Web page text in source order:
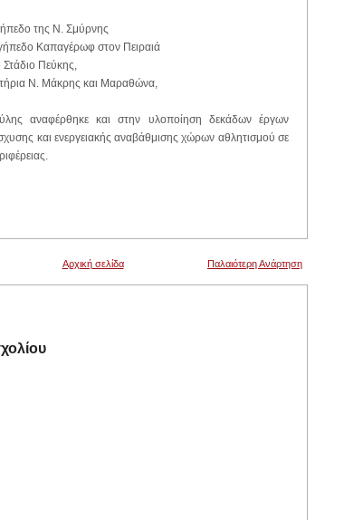
της Ν. Σμύρνης
Καπαγέρωφ στον Πειραιά
Στάδιο Πεύκης,
Ν. Μάκρης και Μαραθώνα,
αναφέρθηκε και στην υλοποίηση δεκάδων έργων
και ενεργειακής αναβάθμισης χώρων αθλητισμού σε
Παλαιότερη Ανάρτηση
Αρχική σελίδα